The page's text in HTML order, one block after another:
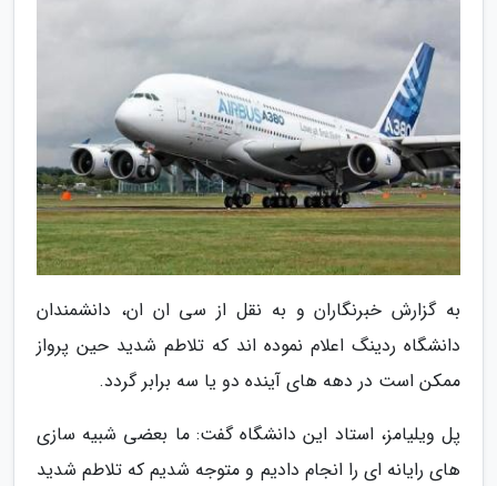
به گزارش خبرنگاران و به نقل از سی ان ان، دانشمندان
دانشگاه ردینگ اعلام نموده اند که تلاطم شدید حین پرواز
ممکن است در دهه های آینده دو یا سه برابر گردد.
پل ویلیامز، استاد این دانشگاه گفت: ما بعضی شبیه سازی
های رایانه ای را انجام دادیم و متوجه شدیم که تلاطم شدید